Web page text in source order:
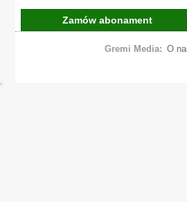
Zamów abonament
Gremi Media: O